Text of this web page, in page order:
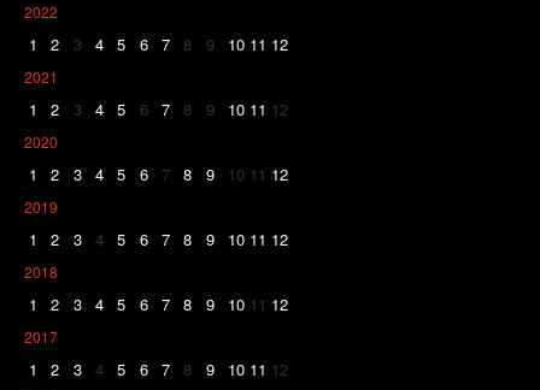
2022
1 2 3 4 5 6 7 8 9 10 11 12
2021
1 2 3 4 5 6 7 8 9 10 11 12
2020
1 2 3 4 5 6 7 8 9 10 11 12
2019
1 2 3 4 5 6 7 8 9 10 11 12
2018
1 2 3 4 5 6 7 8 9 10 11 12
2017
1 2 3 4 5 6 7 8 9 10 11 12